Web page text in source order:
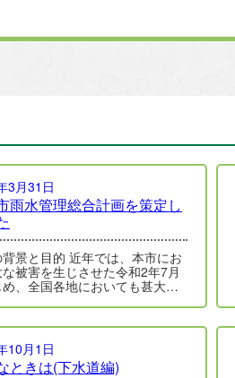
3月31日
雨水管理総合計画を策定し
景と目的 近年では、本市にお
被害を生じさせた令和2年7月
、全国各地においても甚大な
10月1日
ときは(下水道編)